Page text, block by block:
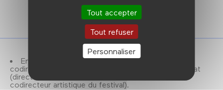
Tout accepter
Tout refuser
Personnaliser
En présence de Nara Keo Kosal (réalisateur et
codirecteur artistique du festival) et Dominique Toulat
(directeur du cinéma de La Ferme du Buisson et
codirecteur artistique du festival).